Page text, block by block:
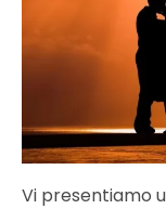
Vi presentiamo